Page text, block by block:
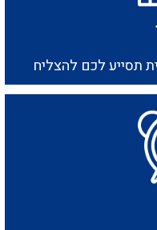
תסייע לכם להצליח